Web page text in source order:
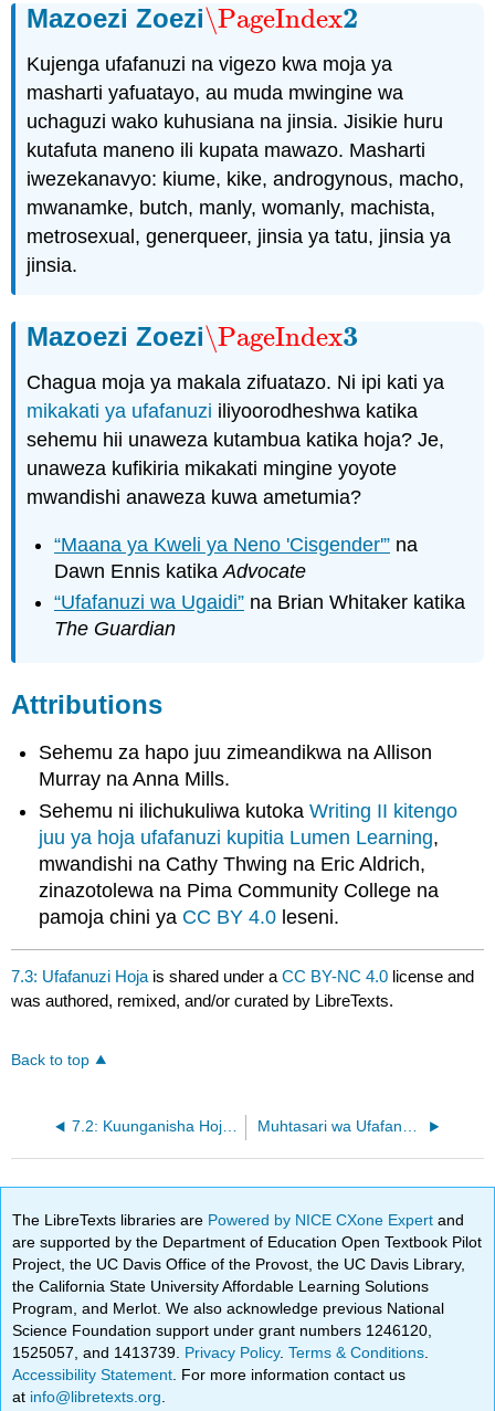
Mazoezi Zoezi\PageIndex2
\PageIndex2
Kujenga ufafanuzi na vigezo kwa moja ya
masharti yafuatayo, au muda mwingine wa
uchaguzi wako kuhusiana na jinsia. Jisikie huru
kutafuta maneno ili kupata mawazo. Masharti
iwezekanavyo: kiume, kike, androgynous, macho,
mwanamke, butch, manly, womanly, machista,
metrosexual, generqueer, jinsia ya tatu, jinsia ya
jinsia.
Mazoezi Zoezi\PageIndex3
\PageIndex3
Chagua moja ya makala zifuatazo. Ni ipi kati ya
mikakati ya ufafanuzi iliyoorodheshwa katika
sehemu hii unaweza kutambua katika hoja? Je,
unaweza kufikiria mikakati mingine yoyote
mwandishi anaweza kuwa ametumia?
“Maana ya Kweli ya Neno 'Cisgender'” na
Dawn Ennis katikaAdvocate
“Ufafanuzi wa Ugaidi” na Brian Whitaker katika
The Guardian
Attributions
Sehemu za hapo juu zimeandikwa na Allison
Murray na Anna Mills.
Sehemu ni ilichukuliwa kutokaWriting II kitengo
juu ya hoja ufafanuzi kupitia Lumen Learning,
mwandishi na Cathy Thwing na Eric Aldrich,
zinazotolewa na Pima Community College na
pamoja chini ya CC BY 4.0 leseni.
7.3: Ufafanuzi Hoja is shared under aCC BY-NC 4.0 license and
was authored, remixed, and/or curated by LibreTexts.
Back to top
7.2: Kuunganisha Hoja kwa Watazamaji Muhtasari wa Ufafanuzi wa Mfano
The LibreTexts libraries are Powered by NICE CXone Expertand
are supported by the Department of Education Open Textbook Pilot
Project, the UC Davis Office of the Provost, the UC Davis Library,
the California State University Affordable Learning Solutions
Program, and Merlot. We also acknowledge previous National
Science Foundation support under grant numbers 1246120,
1525057, and 1413739. Privacy Policy.Terms & Conditions
Accessibility Statement . For more information contact us
at info@libretexts.org